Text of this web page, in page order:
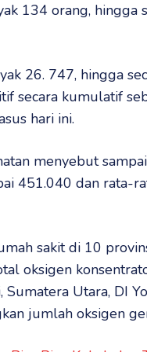
134 orang,
26. 747, hingga
secara kumulatif
hari ini.
menyebut
451.040 dan rata-
sakit di 10
oksigen
Sumatera Utara, DI
jumlah oksigen